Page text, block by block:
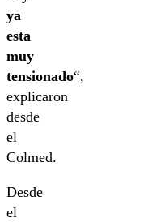
ya
esta
muy
tensionado“,
explicaron
desde
el
Colmed.
Desde
el